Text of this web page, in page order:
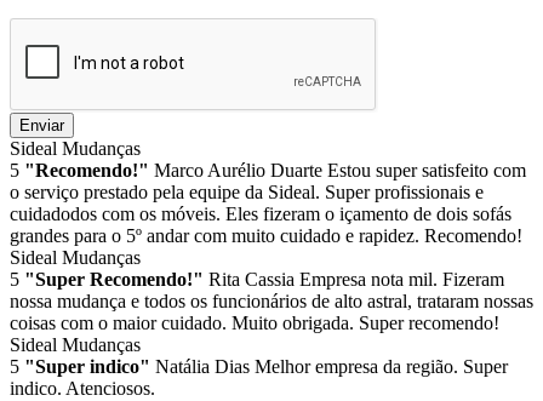
Enviar
Sideal Mudanças
5 "Recomendo!" Marco Aurélio Duarte Estou super satisfeito com
o serviço prestado pela equipe da Sideal. Super profissionais e
cuidadodos com os móveis. Eles fizeram o içamento de dois sofás
grandes para o 5º andar com muito cuidado e rapidez. Recomendo!
Sideal Mudanças
5 "Super Recomendo!" Rita Cassia Empresa nota mil. Fizeram
nossa mudança e todos os funcionários de alto astral, trataram nossas
coisas com o maior cuidado. Muito obrigada. Super recomendo!
Sideal Mudanças
5 "Super indico" Natália Dias Melhor empresa da região. Super
indico. Atenciosos.